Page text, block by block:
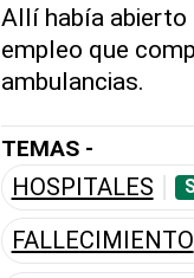
Allí había abierto
empleo que
ambulancias.
TEMAS -
HOSPITALES
FALLECIMIENTO